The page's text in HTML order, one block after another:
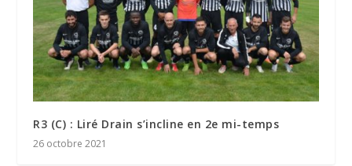
R3 (C) : Liré Drain s’incline en 2e mi-temps
26 octobre 2021